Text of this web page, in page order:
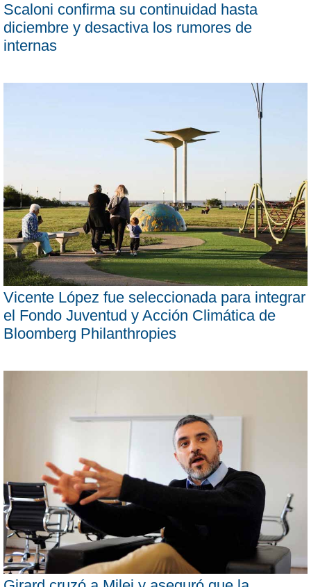
Scaloni confirma su continuidad hasta
diciembre y desactiva los rumores de
internas
Vicente López fue seleccionada para integrar
el Fondo Juventud y Acción Climática de
Bloomberg Philanthropies